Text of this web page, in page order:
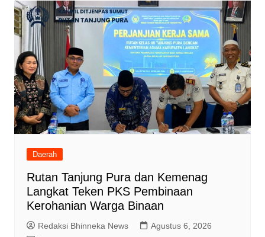
Daerah
Rutan Tanjung Pura dan Kemenag
Langkat Teken PKS Pembinaan
Kerohanian Warga Binaan
Redaksi Bhinneka News
Agustus 6, 2026